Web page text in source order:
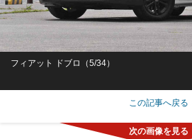
フィアット ドブロ（5/34）
この記事へ戻る